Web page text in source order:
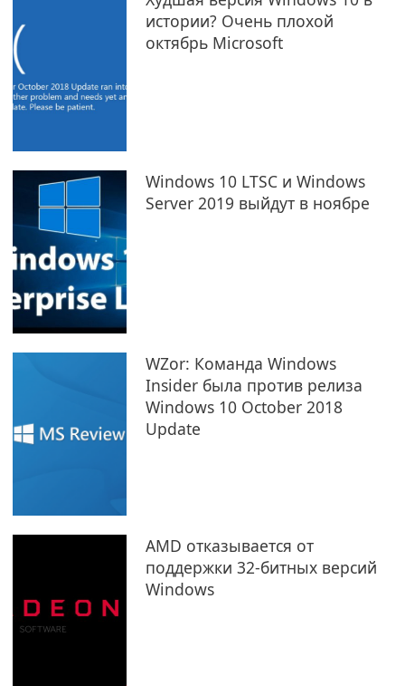
истории? Очень плохой
октябрь Microsoft
Windows 10 LTSC и Windows
Server 2019 выйдут в ноябре
WZor: Команда Windows
Insider была против релиза
Windows 10 October 2018
Update
AMD отказывается от
поддержки 32-битных версий
Windows